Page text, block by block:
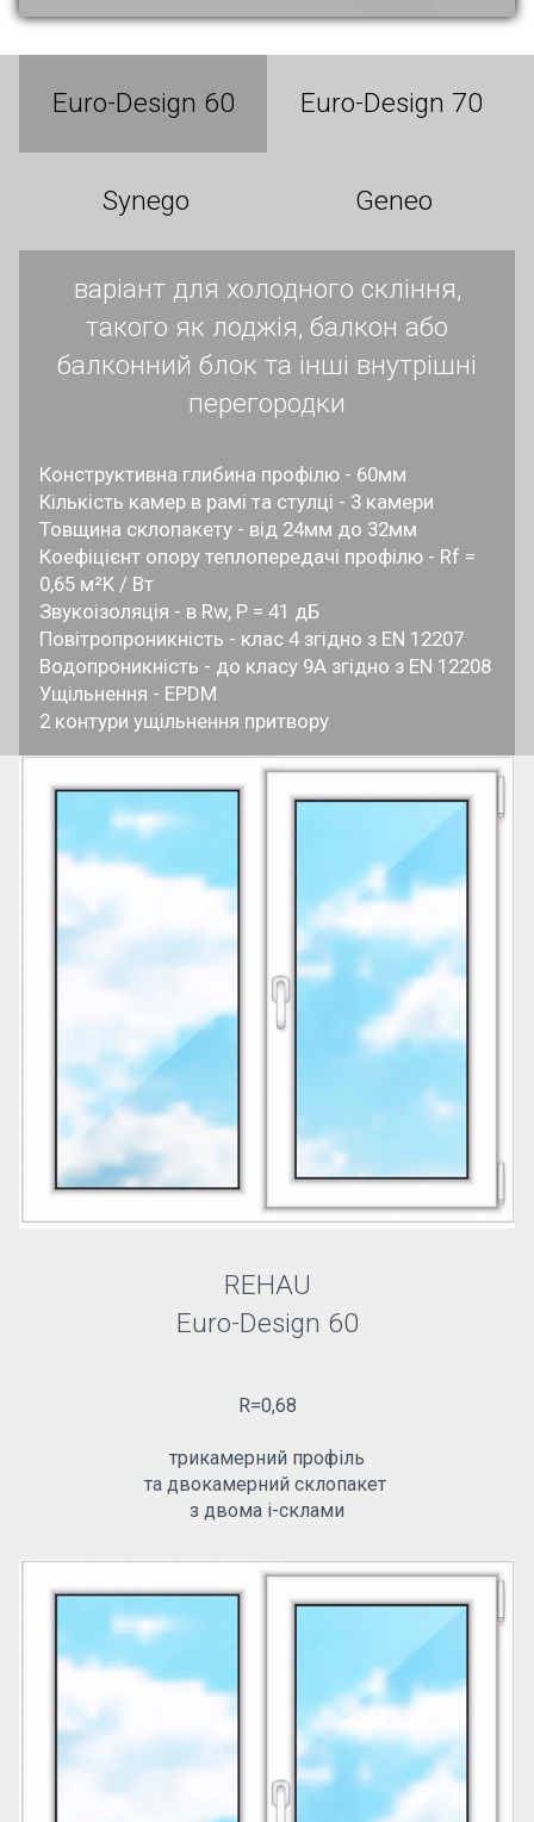
Euro-Design 60
варіант для холодного скління,
такого як лоджія, балкон або
балконний блок та інші внутрішні
перегородки
Конструктивна глибина профілю - 60мм
Кількість камер в рамі та стулці - 3 камери
Товщина склопакету - від 24мм до 32мм
Коефіцієнт опору теплопередачі профілю - Rf =
0,65 м²K / Вт
Звукоізоляція - в Rw, P = 41 дБ
Повітропроникність - клас 4 згідно з EN 12207
Водопроникність - до класу 9A згідно з EN 12208
Ущільнення - EPDM
2 контури ущільнення притвору
Euro-Design 70
Synego Geneo
REHAU
Euro-Design 60
R=0,68
трикамерний профіль
та двокамерний склопакет
з двома і-склами